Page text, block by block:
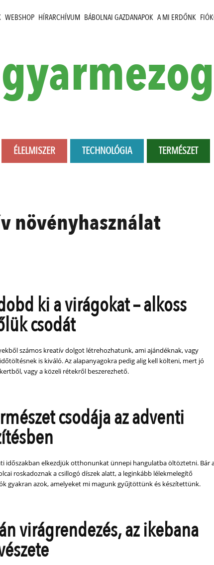
WEBSHOP HÍRARCHÍVUM BÁBOLNAI GAZDANAPOK A MI ERDŐNK
ÉLELMISZER TECHNOLÓGIA TERMÉSZET
növényhasználat
ki a virágokat – alkoss
csodát
ami ajándéknak, vagy
is kiváló. Az alapanyagokra pedig alig kell költeni, mert jó
vagy a közeli rétekről beszerezhető.
csodája az adventi
időszakban elkezdjük otthonunkat ünnepi hangulatba öltöztetni. Bár
roskadoznak a csillogó díszek alatt, a leginkább lélekmelegítő
gyakran azok, amelyeket mi magunk gyűjtöttünk és készítettünk.
virágrendezés, az ikebana